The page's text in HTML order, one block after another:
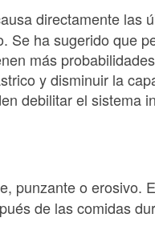
directamente las
Se ha sugerido que
más
y disminuir la
debilitar el sistema
punzante o erosivo.
de las comidas